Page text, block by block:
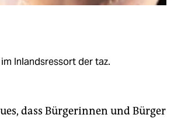
Inlandsressort der taz.
dass Bürgerinnen und Bürger